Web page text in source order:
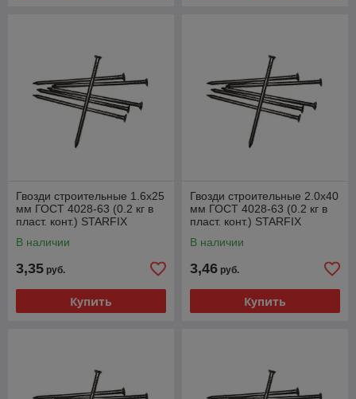
Гвозди строительные 1.6х25
мм ГОСТ 4028-63 (0.2 кг в
пласт. конт.) STARFIX
В наличии
3,35 руб.
Купить
Гвозди строительные 2.0х40
мм ГОСТ 4028-63 (0.2 кг в
пласт. конт.) STARFIX
В наличии
3,46 руб.
Купить